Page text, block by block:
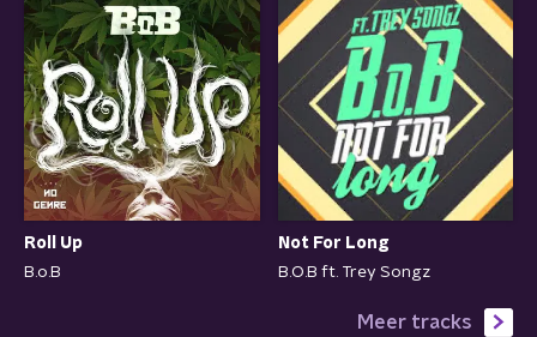
Roll Up
B.o.B
Not For Long
B.O.B ft. Trey Songz
Meer tracks